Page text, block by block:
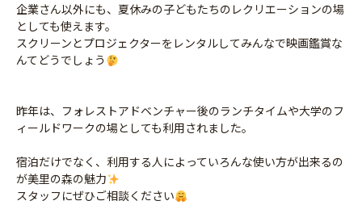
企業さん以外にも、夏休みの子どもたちのレクリエーションの場
としても使えます。
スクリーンとプロジェクターをレンタルしてみんなで映画鑑賞な
んてどうでしょう
昨年は、フォレストアドベンチャー後のランチタイムや大学のフ
ィールドワークの場としても利用されました。
宿泊だけでなく、利用する人によっていろんな使い方が出来るの
が美里の森の魅力
スタッフにぜひご相談ください